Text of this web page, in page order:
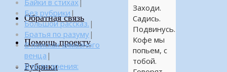
Обратная связь
Помощь проекту
Рубрики
Заходи.
Садись.
Подвинусь.
Кофе мы
попьем, с
тобой.
Байки в стихах |
Без рубрики |
Большой рассказ. |
Братья по разуму|
В поисках алмазного
венца |
В поле зрения: